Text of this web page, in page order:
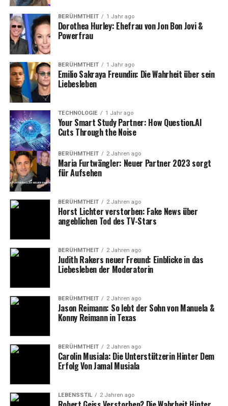
Trotz seiner politischen Bekanntheit und seines
Engagements für die AfD ist es interessant, wie sich sein
Privatleben darstellt. Die Familie und insbesondere seine
Ehefrau spielen eine entscheidende Rolle in Höckes
Leben. Um zu verstehen, wie diese privaten Aspekte
seinen politischen Werdegang beeinflussen könnten,
werfen wir nun einen genaueren Blick auf seine Ehefrau
und seine Familie.
Die Ehefrau von Björn Höcke:
Warum sie eine wichtige Rolle
spielt
Björn Höcke ist mit seiner Ehefrau, mit der er bereits
seit vielen Jahren zusammen ist, verheiratet. Ihre
Identität bleibt größtenteils privat, was in der heutigen
Medienlandschaft bemerkenswert ist. Sie tritt selten in
der Öffentlichkeit auf und gibt nur selten Interviews
oder Stellungnahmen ab. Dies hat bei vielen
Beobachtern die Frage aufgeworfen, warum Höcke so
viel Wert auf den Schutz der Privatsphäre seiner Frau
BERÜHMTHEIT 1 Jahr ago
Dorothea Hurley: Ehefrau von Jon Bon Jovi &
Powerfrau
BERÜHMTHEIT 1 Jahr ago
Emilio Sakraya Freundin: Die Wahrheit über sein
Liebesleben
TECHNOLOGIE 1 Jahr ago
Your Smart Study Partner: How Question.AI
Cuts Through the Noise
BERÜHMTHEIT 2 Jahren ago
Maria Furtwängler: Neuer Partner 2023 sorgt
für Aufsehen
BERÜHMTHEIT 2 Jahren ago
Horst Lichter verstorben: Fake News über
angeblichen Tod des TV-Stars
BERÜHMTHEIT 2 Jahren ago
Judith Rakers neuer Freund: Einblicke in das
Liebesleben der Moderatorin
BERÜHMTHEIT 2 Jahren ago
Jason Reimann: So lebt der Sohn von Manuela &
Konny Reimann in Texas
BERÜHMTHEIT 2 Jahren ago
Carolin Musiala: Die Unterstützerin Hinter Dem
Erfolg Von Jamal Musiala
LEBENSSTIL 2 Jahren ago